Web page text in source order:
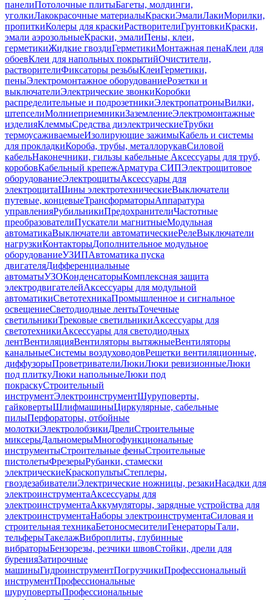
панелиПотолочные плитыБагеты, молдинги,
уголкиЛакокрасочные материалыКраскиЭмалиЛакиМорилки,
пропиткиКолеры для краскиРастворителиГрунтовкиКраски,
эмали аэрозольныеКраски, эмалиПены, клеи,
герметикиЖидкие гвоздиГерметикиМонтажная пенаКлеи для
обоевКлеи для напольных покрытийОчистители,
растворителиФиксаторы резьбыКлеиГерметики,
пеныЭлектромонтажное оборудованиеРозетки и
выключателиЭлектрические звонкиКоробки
распределительные и подрозетникиЭлектропатроныВилки,
штепселиМолниеприемникиЗаземлениеЭлектромонтажные
изделияКлеммыСредства диэлектрическиеТрубки
термоусаживаемыеИзолирующие зажимыКабель и системы
для прокладкиКороба, трубы, металлорукавСиловой
кабельНаконечники, гильзы кабельные Аксессуары для труб,
коробовКабельный крепежАрматура СИПЭлектрощитовое
оборудованиеЭлектрощитыАксессуары для
электрощитаШины электротехническиеВыключатели
путевые, концевыеТрансформаторыАппаратура
управленияРубильникиПредохранителиЧастотные
преобразователиПускатели магнитныеМодульная
автоматикаВыключатели автоматическиеРелеВыключатели
нагрузкиКонтакторыДополнительное модульное
оборудованиеУЗИПАвтоматика пуска
двигателяДифференциальные
автоматыУЗОКонденсаторыКомплексная защита
электродвигателейАксессуары для модульной
автоматикиСветотехникаПромышленное и сигнальное
освещениеСветодиодные лентыТочечные
светильникиТрековые светильникиАксессуары для
светотехникиАксессуары для светодиодных
лентВентиляцияВентиляторы вытяжныеВентиляторы
канальныеСистемы воздуховодовРешетки вентиляционные,
диффузорыПроветривателиЛюкиЛюки ревизионныеЛюки
под плиткуЛюки напольныеЛюки под
покраскуСтроительный
инструментЭлектроинструментШуруповерты,
гайковертыШлифмашиныЦиркулярные, сабельные
пилыПерфораторы, отбойные
молоткиЭлектролобзикиДрелиСтроительные
миксерыДальномерыМногофункциональные
инструментыСтроительные феныСтроительные
пистолетыФрезерыРубанки, стамески
электрическиеКраскопультыСтеплеры,
гвоздезабивателиЭлектрические ножницы, резакиНасадки для
электроинструментаАксессуары для
электроинструментаАккумуляторы, зарядные устройства для
электроинструментаНаборы электроинструментаСиловая и
строительная техникаБетоносмесителиГенераторыТали,
тельферыТакелажВиброплиты, глубинные
вибраторыБензорезы, резчики швовСтойки, дрели для
буренияЗатирочные
машиныГидроинструментПогрузчикиПрофессиональный
инструментПрофессиональные
шуруповертыПрофессиональные